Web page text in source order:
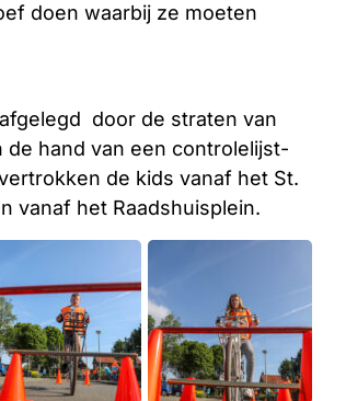
doen waarbij ze moeten
door de straten van
hand van een controlelijst-
de kids vanaf het St.
vanaf het Raadshuisplein.